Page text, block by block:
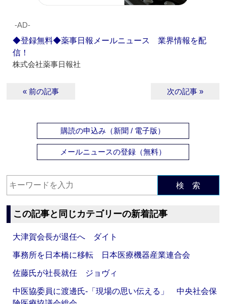
‐AD‐
◆登録無料◆薬事日報メールニュース 業界情報を配
信！
株式会社薬事日報社
« 前の記事 次の記事 »
購読の申込み（新聞 / 電子版）
メールニュースの登録（無料）
検 索
この記事と同じカテゴリーの新着記事
大津賀会長が退任へ ダイト
事務所を日本橋に移転 日本医療機器産業連合会
佐藤氏が社長就任 ジョヴィ
中医協委員に渡邊氏‐「現場の思い伝える」 中央社会保